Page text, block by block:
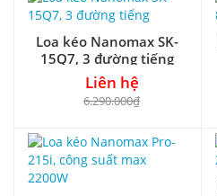
Loa kéo Nanomax SK-
15Q7, 3 đường tiếng
Liên hệ
6.290.000₫